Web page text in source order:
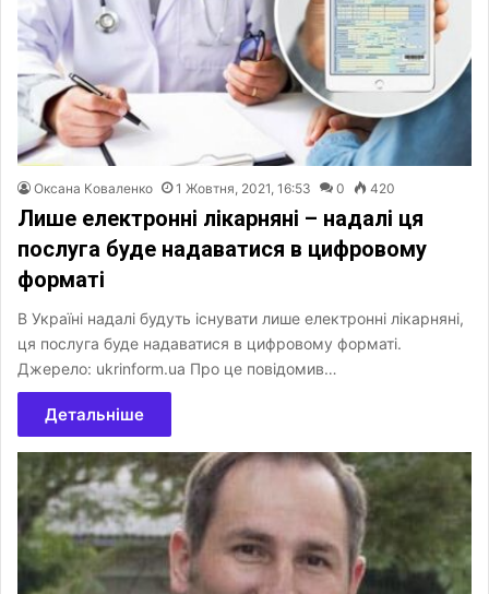
Оксана Коваленко 1 Жовтня, 2021, 16:53 0 420
Лише електронні лікарняні – надалі ця
послуга буде надаватися в цифровому
форматі
В Україні надалі будуть існувати лише електронні лікарняні,
ця послуга буде надаватися в цифровому форматі.
Джерело: ukrinform.ua Про це повідомив…
Детальніше